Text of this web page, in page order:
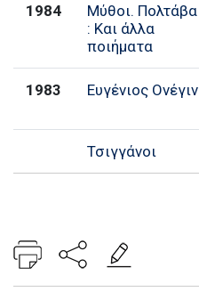
1984
Μύθοι. Πολτάβα
: Και άλλα
ποιήματα
1983 Ευγένιος Ονέγιν
Τσιγγάνοι